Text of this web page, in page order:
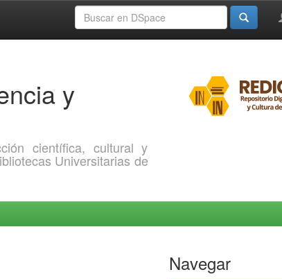
y
científica, cultural y
Universitarias de
Navegar